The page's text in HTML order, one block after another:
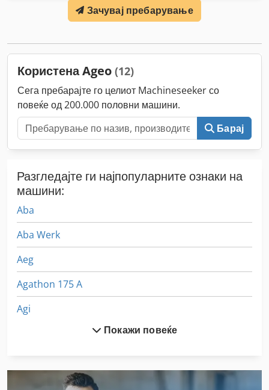
Зачувај пребарување
Користена Ageo (12)
Сега пребарајте го целиот Machineseeker со
повеќе од 200.000 половни машини.
Барај
Разгледајте ги најпопуларните ознаки на
машини:
Aba
Aba Werk
Aeg
Agathon 175 A
Agi
Alzmetall Ab
Покажи повеќе